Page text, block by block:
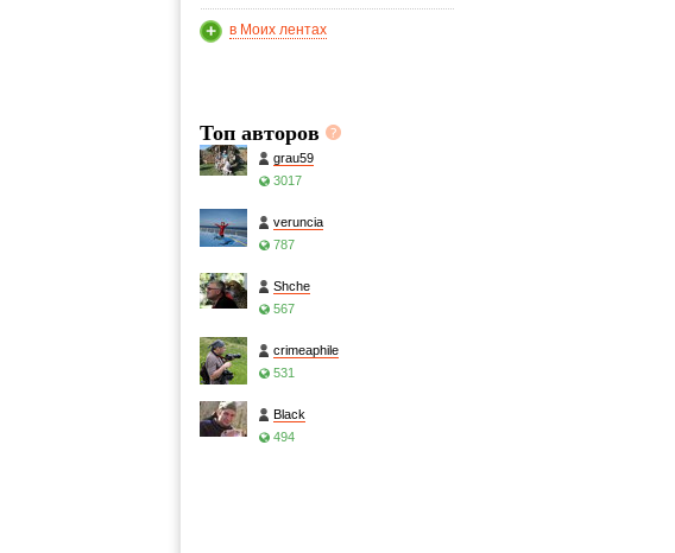
в Моих лентах
Топ авторов
grau59
3017
veruncia
787
Shche
567
crimeaphile
531
Black
494